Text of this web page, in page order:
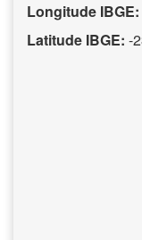
Longitude IBGE:
Latitude IBGE: -